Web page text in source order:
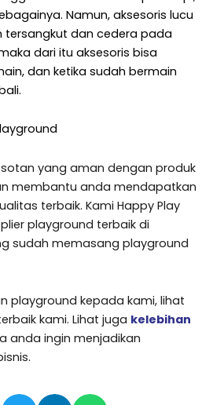
Namun, aksesoris lucu
tersangkut dan cedera pada
dari itu aksesoris bisa
dan ketika sudah bermain
yang aman dengan produk
membantu anda mendapatkan
terbaik. Kami Happy Play
playground terbaik di
sudah memasang playground
playground kepada kami, lihat
kami. Lihat juga kelebihan
anda ingin menjadikan